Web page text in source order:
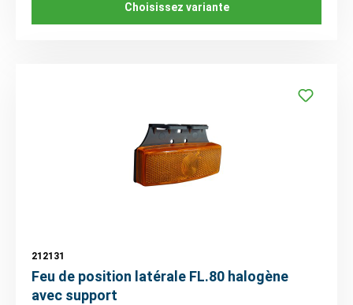
Choisissez variante
212131
Feu de position latérale FL.80 halogène
avec support